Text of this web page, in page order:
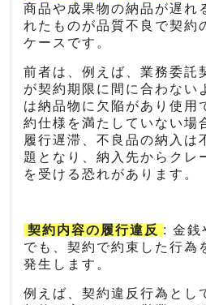
商品や成果物の納品が遅れ
れたものが品質不良で契約
ケースです。
前者は、例えば、業務委託
が契約期限に間に合わない
は納品物に欠陥があり使用
約仕様を満たしていない場
履行遅滞、不良品の納入は
題となり、納入先からクレ
を受ける恐れがあります。
契約内容の履行違反 : 金銭
でも、契約で約束した行為
発生します。
例えば、契約違反行為とし